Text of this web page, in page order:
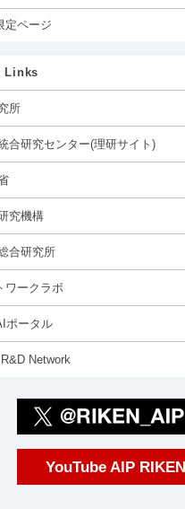
定ページ
Links
所
合研究センター(理研サイト)
究機構
合研究所
ワークラボ
ポータル
Network
YouTube AIP RIKEN